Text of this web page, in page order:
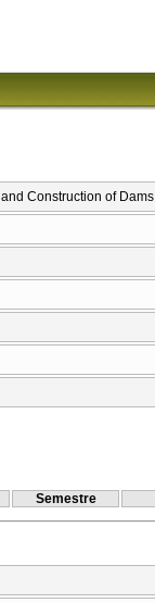
Construction of Dams
Semestre